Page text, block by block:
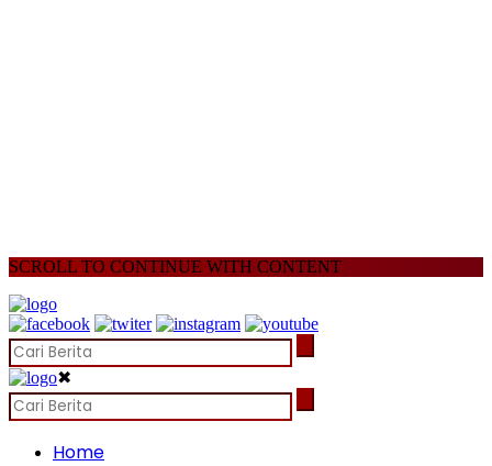
SCROLL TO CONTINUE WITH CONTENT
✖
Home